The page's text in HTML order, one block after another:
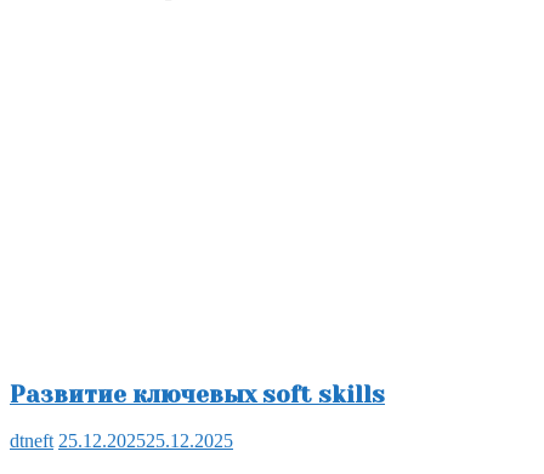
Развитие ключевых soft skills
dtneft 25.12.202525.12.2025